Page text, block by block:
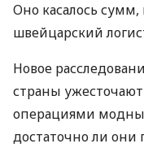
Оно касалось
швейцарский
Новое
страны
операциями
достаточно ли они